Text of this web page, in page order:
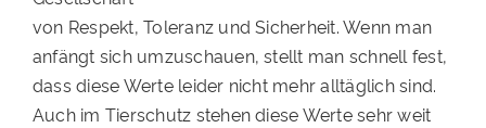
TIERHEIME
PATENSCHAFTEN
HELFER WERDEN
von Respekt, Toleranz und Sicherheit. Wenn man
anfängt sich umzuschauen, stellt man schnell fest,
dass diese Werte leider nicht mehr alltäglich sind.
Auch im Tierschutz stehen diese Werte sehr weit